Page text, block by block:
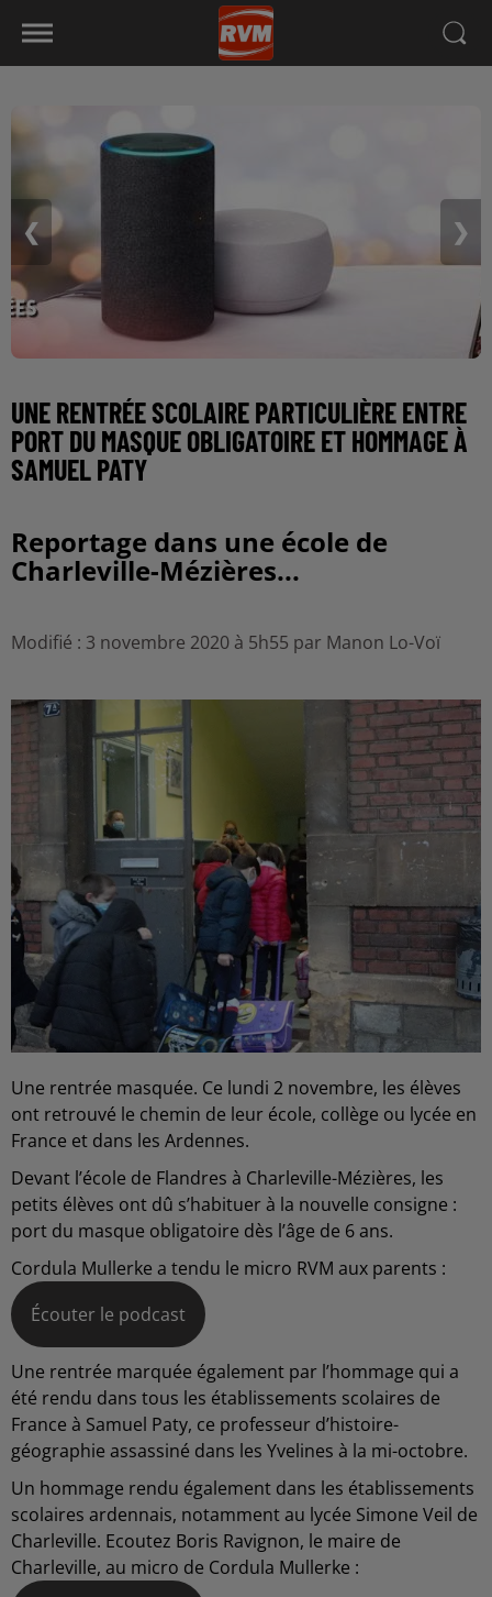
❮ ❯
UNE RENTRÉE SCOLAIRE PARTICULIÈRE ENTRE
PORT DU MASQUE OBLIGATOIRE ET HOMMAGE À
SAMUEL PATY
Reportage dans une école de
Charleville-Mézières...
Modifié : 3 novembre 2020 à 5h55 par Manon Lo-Voï
Une rentrée masquée. Ce lundi 2 novembre, les élèves
ont retrouvé le chemin de leur école, collège ou lycée en
France et dans les Ardennes.
Devant l’école de Flandres à Charleville-Mézières, les
petits élèves ont dû s’habituer à la nouvelle consigne :
port du masque obligatoire dès l’âge de 6 ans.
Cordula Mullerke a tendu le micro RVM aux parents :
Écouter le podcast
Une rentrée marquée également par l’hommage qui a
été rendu dans tous les établissements scolaires de
France à Samuel Paty, ce professeur d’histoire-
géographie assassiné dans les Yvelines à la mi-octobre.
Un hommage rendu également dans les établissements
scolaires ardennais, notamment au lycée Simone Veil de
Charleville. Ecoutez Boris Ravignon, le maire de
Charleville, au micro de Cordula Mullerke :